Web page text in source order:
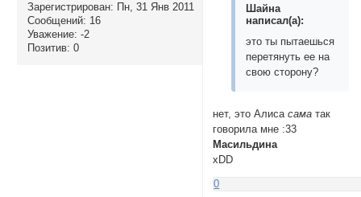
Зарегистрирован: Пн, 31 Янв 2011
Сообщений: 16
Уважение: -2
Позитив: 0
Шайна
написал(а):
это ты пытаешься
перетянуть ее на
свою сторону?
нет, это Алисасама так
говорила мне :33
Масильдина
xDD
0